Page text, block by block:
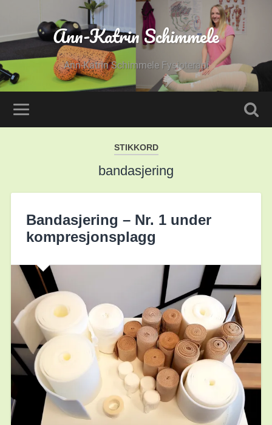
Ann-Katrin Schimmele
Ann-Katrin Schimmele Fysioterapi
STIKKORD
bandasjering
Bandasjering – Nr. 1 under
kompresjonsplagg